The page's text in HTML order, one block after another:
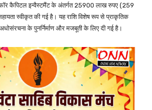
कैपिटल इन्वैस्टमैंट के अंतर्गत 25900 लाख रुपए (259
स्वीकृत की गई है। यह राशि विशेष रूप से प्राकृतिक
के पुनर्निर्माण और मजबूती के लिए दी गई है।